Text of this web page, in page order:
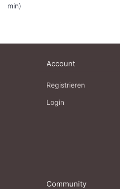
min)
Account
Registrieren
Login
Community